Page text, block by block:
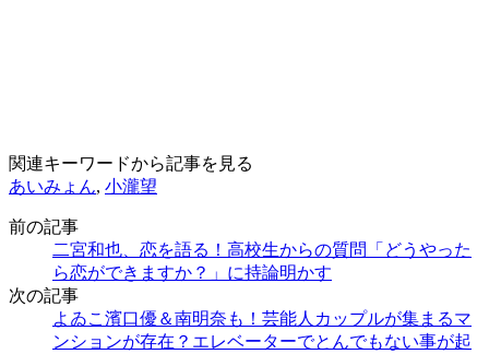
関連キーワードから記事を見る
あいみょん, 小瀧望
前の記事
二宮和也、恋を語る！高校生からの質問「どうやった
ら恋ができますか？」に持論明かす
次の記事
よゐこ濱口優＆南明奈も！芸能人カップルが集まるマ
ンションが存在？エレベーターでとんでもない事が起